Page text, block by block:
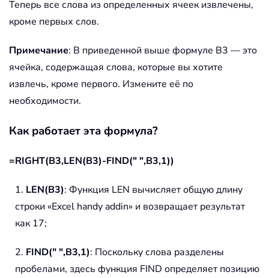
Теперь все слова из определенных ячеек извлечены,
кроме первых слов.
Примечание: В приведенной выше формуле B3 — это
ячейка, содержащая слова, которые вы хотите
извлечь, кроме первого. Измените её по
необходимости.
Как работает эта формула?
=RIGHT(B3,LEN(B3)-FIND(" ",B3,1))
1. LEN(B3): Функция LEN вычисляет общую длину
строки «Excel handy addin» и возвращает результат
как 17;
2. FIND(" ",B3,1): Поскольку слова разделены
пробелами, здесь функция FIND определяет позицию